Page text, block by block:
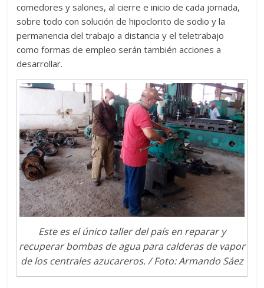
comedores y salones, al cierre e inicio de cada jornada,
sobre todo con solución de hipoclorito de sodio y la
permanencia del trabajo a distancia y el teletrabajo
como formas de empleo serán también acciones a
desarrollar.
Este es el único taller del país en reparar y
recuperar bombas de agua para calderas de vapor
de los centrales azucareros. / Foto: Armando Sáez